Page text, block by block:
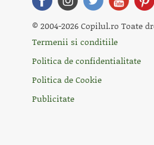
© 2004-2026 Copilul.ro Toate
Termenii si conditiile
Politica de confidentialitate
Politica de Cookie
Publicitate